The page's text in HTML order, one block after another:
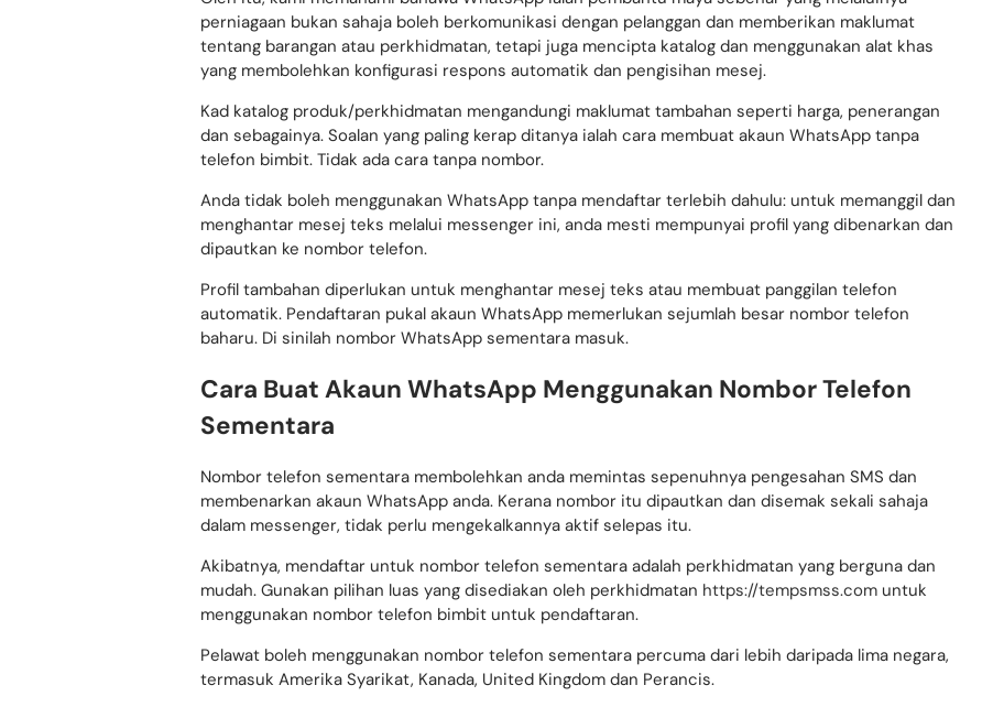
Oleh itu, kami memahami bahawa WhatsApp ialah pembantu maya sebenar yang melaluinya
perniagaan bukan sahaja boleh berkomunikasi dengan pelanggan dan memberikan maklumat
tentang barangan atau perkhidmatan, tetapi juga mencipta katalog dan menggunakan alat khas
yang membolehkan konfigurasi respons automatik dan pengisihan mesej.
Kad katalog produk/perkhidmatan mengandungi maklumat tambahan seperti harga, penerangan
dan sebagainya. Soalan yang paling kerap ditanya ialah cara membuat akaun WhatsApp tanpa
telefon bimbit. Tidak ada cara tanpa nombor.
Anda tidak boleh menggunakan WhatsApp tanpa mendaftar terlebih dahulu: untuk memanggil dan
menghantar mesej teks melalui messenger ini, anda mesti mempunyai profil yang dibenarkan dan
dipautkan ke nombor telefon.
Profil tambahan diperlukan untuk menghantar mesej teks atau membuat panggilan telefon
automatik. Pendaftaran pukal akaun WhatsApp memerlukan sejumlah besar nombor telefon
baharu. Di sinilah nombor WhatsApp sementara masuk.
Cara Buat Akaun WhatsApp Menggunakan Nombor Telefon
Sementara
Nombor telefon sementara membolehkan anda memintas sepenuhnya pengesahan SMS dan
membenarkan akaun WhatsApp anda. Kerana nombor itu dipautkan dan disemak sekali sahaja
dalam messenger, tidak perlu mengekalkannya aktif selepas itu.
Akibatnya, mendaftar untuk nombor telefon sementara adalah perkhidmatan yang berguna dan
mudah. Gunakan pilihan luas yang disediakan oleh perkhidmatan
https://tempsmss.com
menggunakan nombor telefon bimbit untuk pendaftaran.
Pelawat boleh menggunakan nombor telefon sementara percuma dari lebih daripada lima negara,
termasuk Amerika Syarikat, Kanada, United Kingdom dan Perancis.